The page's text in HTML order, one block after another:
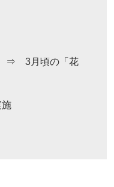
⇒ 3月頃の「花